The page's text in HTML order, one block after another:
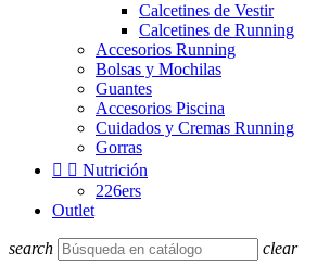
Calcetines de Vestir
Calcetines de Running
Accesorios Running
Bolsas y Mochilas
Guantes
Accesorios Piscina
Cuidados y Cremas Running
Gorras
  Nutrición
226ers
Outlet
search clear